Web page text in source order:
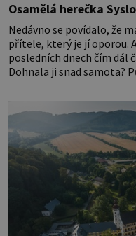
Osamělá herečka
Nedávno se povídalo, že
přítele, který je jí oporou.
posledních dnech čím dál
Dohnala ji snad samota?